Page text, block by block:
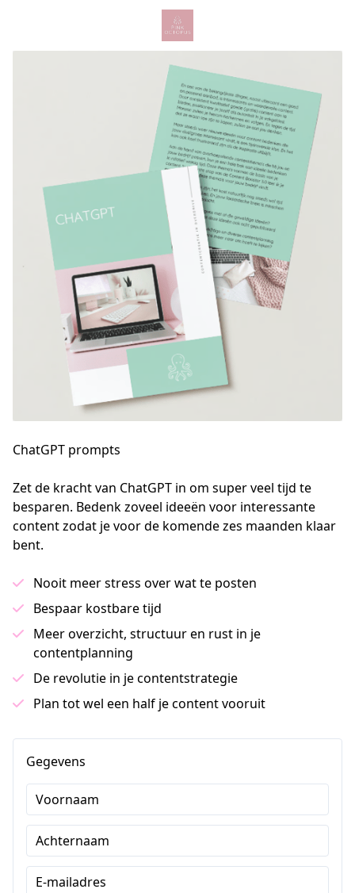
ChatGPT prompts
Zet de kracht van ChatGPT in om super veel tijd te
besparen. Bedenk zoveel ideeën voor interessante
content zodat je voor de komende zes maanden klaar
bent.
Nooit meer stress over wat te posten
Bespaar kostbare tijd
Meer overzicht, structuur en rust in je
contentplanning
De revolutie in je contentstrategie
Plan tot wel een half je content vooruit
Gegevens
Voornaam
Achternaam
E-mailadres